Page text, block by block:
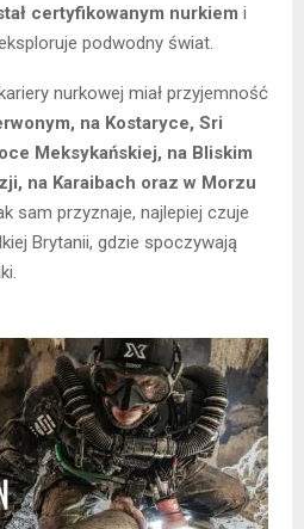
certyfikowanym nurkiem i
podwodny świat.
nurkowej miał przyjemność
na Kostaryce, Sri
Meksykańskiej, na Bliskim
na Karaibach oraz w Morzu
sam przyznaje, najlepiej czuje
Brytanii, gdzie spoczywają